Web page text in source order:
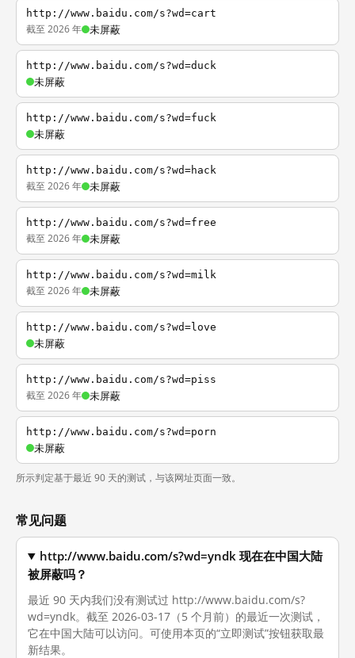
http://www.baidu.com/s?wd=cart
截至 2026 年 未屏蔽
http://www.baidu.com/s?wd=duck
未屏蔽
http://www.baidu.com/s?wd=fuck
未屏蔽
http://www.baidu.com/s?wd=hack
截至 2026 年 未屏蔽
http://www.baidu.com/s?wd=free
截至 2026 年 未屏蔽
http://www.baidu.com/s?wd=milk
截至 2026 年 未屏蔽
http://www.baidu.com/s?wd=love
未屏蔽
http://www.baidu.com/s?wd=piss
截至 2026 年 未屏蔽
http://www.baidu.com/s?wd=porn
未屏蔽
所示判定基于最近 90 天的测试，与该网址页面一致。
常见问题
http://www.baidu.com/s?wd=yndk 现在在中国大陆
被屏蔽吗？
最近 90 天内我们没有测试过 http://www.baidu.com/s?
wd=yndk。截至 2026-03-17（5 个月前）的最近一次测试，
它在中国大陆可以访问。可使用本页的“立即测试”按钮获取最
新结果。